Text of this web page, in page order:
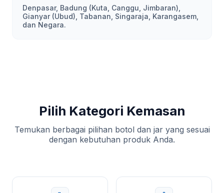
Denpasar, Badung (Kuta, Canggu, Jimbaran),
Gianyar (Ubud), Tabanan, Singaraja, Karangasem,
dan Negara.
Pilih Kategori Kemasan
Temukan berbagai pilihan botol dan jar yang sesuai
dengan kebutuhan produk Anda.